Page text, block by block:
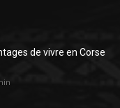
de vivre en Corse